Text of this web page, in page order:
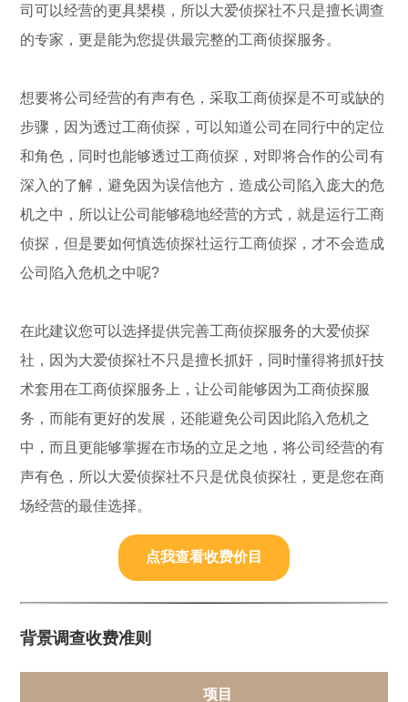
司可以经营的更具槼模，所以大爱侦探社不只是擅长调查
的专家，更是能为您提供最完整的工商侦探服务。
想要将公司经营的有声有色，采取工商侦探是不可或缺的
步骤，因为透过工商侦探，可以知道公司在同行中的定位
和角色，同时也能够透过工商侦探，对即将合作的公司有
深入的了解，避免因为误信他方，造成公司陷入庞大的危
机之中，所以让公司能够稳地经营的方式，就是运行工商
侦探，但是要如何慎选侦探社运行工商侦探，才不会造成
公司陷入危机之中呢?
在此建议您可以选择提供完善工商侦探服务的大爱侦探
社，因为大爱侦探社不只是擅长抓奸，同时懂得将抓奸技
术套用在工商侦探服务上，让公司能够因为工商侦探服
务，而能有更好的发展，还能避免公司因此陷入危机之
中，而且更能够掌握在市场的立足之地，将公司经营的有
声有色，所以大爱侦探社不只是优良侦探社，更是您在商
场经营的最佳选择。
点我查看收费价目
背景调查收费准则
项目